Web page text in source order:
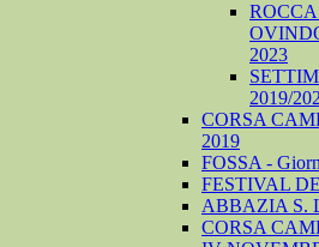
2023
2019/
CORSA
2019
FOSSA -
FESTIVAL
ABBAZIA S.
CORSA